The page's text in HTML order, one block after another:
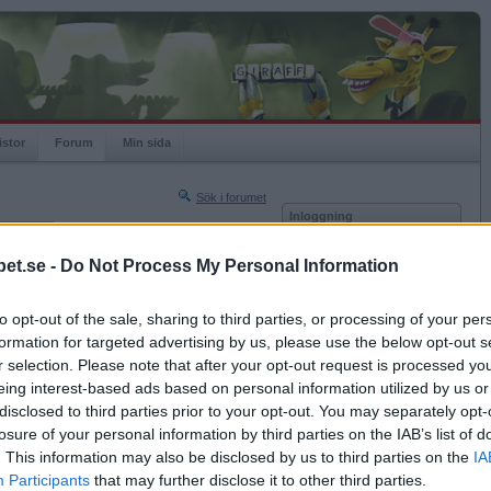
- Do Not Process My Personal Information
opt-out of the sale, sharing to third parties, or processing of your
for targeted advertising by us, please use the below opt-out
selection. Please note that after your opt-out request is processed
interest-based ads based on personal information utilized by us
to third parties prior to your opt-out. You may separately
of your personal information by third parties on the IAB’s list of
This information may also be disclosed by us to third parties on the
Participants that may further disclose it to other third parties.
Forum Min sida
Sök i forumet
Nästa sida »
2024-07-07 11:17
Inloggning
Kom ihåg mig
Glömt ditt lösenord?
Få ny aktiveringslänk
Betapet är gratis!